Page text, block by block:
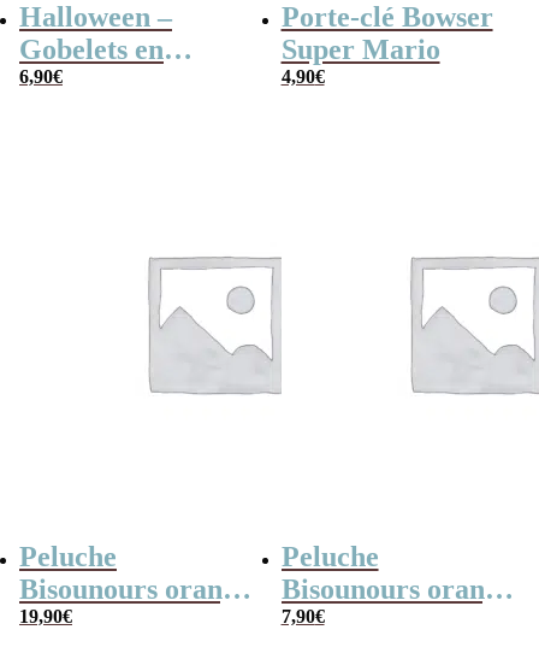
Halloween –
Gobelets en
plastique – Vendu
6,90€
Porte-clé Bowser
Super Mario
4,90€
Peluche
Bisounours orange
(21cm) – Version
19,90€
Peluche
Bisounours orange
(15cm) – Toubisou
7,90€